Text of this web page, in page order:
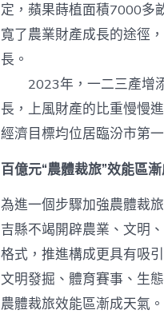
定，蘋果蒔植面積7000多
寬了農業財產成長的途徑
長。
2023年，一二三產增添
長，上風財產的比重慢慢
經濟目標均位居臨汾市第
百億元“農體裁旅”效能區
為進一個步驟加強農體裁
吉縣不竭開辟農業、文明
格式，推進構成更具有吸
文明發掘、體育賽事、生
農體裁旅效能區漸成天氣。